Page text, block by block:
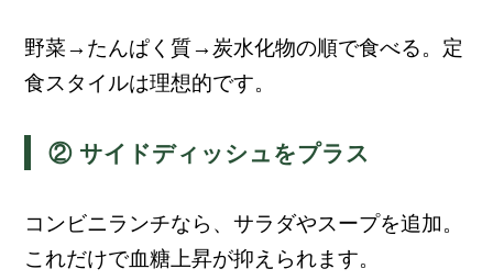
野菜→たんぱく質→炭水化物の順で食べる。定
食スタイルは理想的です。
② サイドディッシュをプラス
コンビニランチなら、サラダやスープを追加。
これだけで血糖上昇が抑えられます。